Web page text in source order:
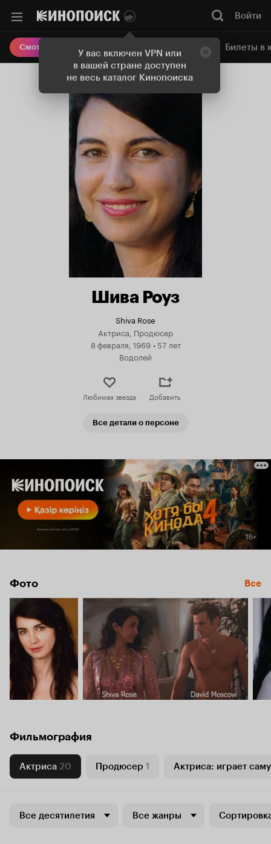
У вас включен VPN или
в вашей стране доступен
не весь каталог Кинопоиска
Войти
Смотреть кино Онлайн-кинотеатр Билеты в
Шива Роуз
Shiva Rose
Актриса, Продюсер
8 февраля, 1969 •57 лет
Водолей
Любимая звезда Добавить
Все детали о персоне
Фото Все
Фильмография
Актриса 20 Продюсер 1 Актриса: играет
Все десятилетия Все жанры